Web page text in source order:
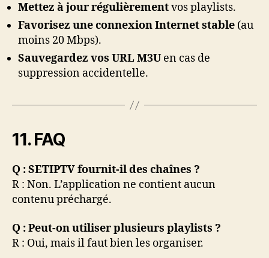
Mettez à jour régulièrementvos playlists.
Favorisez une connexion Internet stable (au
moins 20 Mbps).
Sauvegardez vos URL M3Uen cas de
suppression accidentelle.
11. FAQ
Q : SETIPTV fournit-il des chaînes ?
R : Non. L’application ne contient aucun
contenu préchargé.
Q : Peut-on utiliser plusieurs playlists ?
R : Oui, mais il faut bien les organiser.